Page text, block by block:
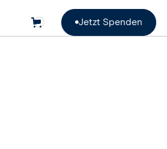
0 Jetzt Spenden